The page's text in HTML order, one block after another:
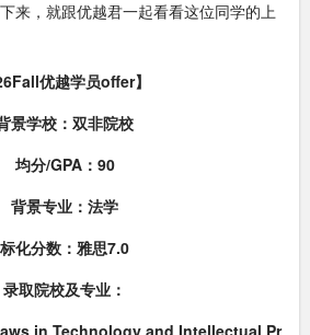
来，就跟优越君一起看看这位同学的上
优越学员offer】
景学校：双非院校
均分/GPA：90
背景专业：法学
标化分数：雅思7.0
录取院校及专业：
in Technology and Intellectual Pr